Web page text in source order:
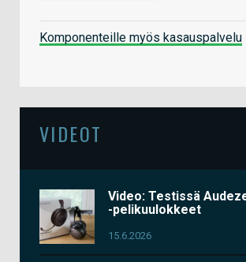
Komponenteille myös kasauspalvelu
VIDEOT
Video: Testissä
-pelikuulokkeet
15.6.2026